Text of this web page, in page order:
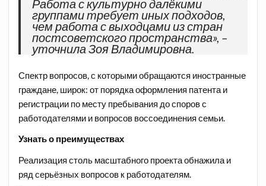
Работа с культурно далёкими
группами требует иных подходов,
чем работа с выходцами из стран
постсоветского пространства», –
уточнила Зоя Владимировна.
Спектр вопросов, с которымиобращаются иностранные
граждане, широк: от порядка оформления патента и
регистрации по месту пребывания до споров с
работодателями и вопросов воссоединения семьи.
Узнать о преимуществах
Реализация столь масштабного проекта обнажила и
ряд серьёзных вопросов к работодателям.